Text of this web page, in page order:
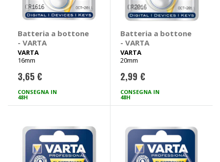
Batteria a bottone
- VARTA
VARTA
16mm
3,65 €
CONSEGNA IN
48H
Batteria a bottone
- VARTA
VARTA
20mm
2,99 €
CONSEGNA IN
48H